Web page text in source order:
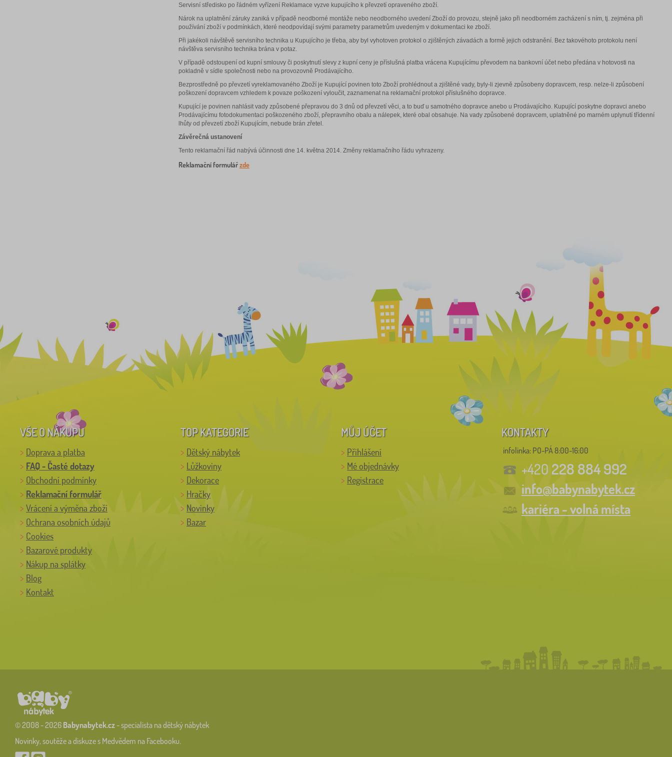
Servisní středisko po řádném vyřízení Reklamace vyzve kupujícího k převzetí opraveného zboží.
Nárok na uplatnění záruky zaniká v případě neodborné montáže nebo neodborného uvedení Zboží do provozu, stejně jako při neodborném zacházení s ním, tj. zejména při
používání zboží v podmínkách, které neodpovídají svými parametry parametrům uvedeným v dokumentaci ke zboží.
Při jakékoli návštěvě servisního technika u Kupujícího je třeba, aby byl vyhotoven protokol o zjištěných závadách a formě jejich odstranění. Bez takovéhoto protokolu není
návštěva servisního technika brána v potaz.
V případě odstoupení od kupní smlouvy či poskytnutí slevy z kupní ceny je příslušná platba vrácena Kupujícímu převodem na bankovní účet nebo předána v hotovosti na
pokladně v sídle společnosti nebo na provozovně Prodávajícího.
Bezprostředně po převzetí vyreklamovaného Zboží je Kupující povinen toto Zboží prohlédnout a zjištěné vady, byly-li zjevně způsobeny dopravcem, resp. nelze-li způsobení
poškození dopravcem vzhledem k povaze poškození vyloučit, zaznamenat na reklamační protokol příslušného dopravce.
Kupující je povinen nahlásit vady způsobené přepravou do 3 dnů od převzetí věci, a to buď u samotného dopravce anebo u Prodávajícího. Kupující poskytne dopravci anebo
Prodávajícímu fotodokumentaci poškozeného zboží, přepravního obalu a nálepek, které obal obsahuje. Na vady způsobené dopravcem, uplatněné po marném uplynutí třídenní
lhůty od převzetí zboží Kupujícím, nebude brán zřetel.
Závěrečná ustanovení
Tento reklamační řád nabývá účinnosti dne 14. května 2014. Změny reklamačního řádu vyhrazeny.
Reklamační formulářzde
VŠE O NÁKUPU
Doprava a platba
FAQ - Časté dotazy
Obchodní podmínky
Reklamační formulář
Vrácení a výměna zboží
Ochrana osobních údajů
Cookies
Bazarové produkty
Nákup na splátky
Blog
Kontakt
TOP KATEGORIE
Dětský nábytek
Lůžkoviny
Dekorace
Hračky
Novinky
Bazar
MŮJ ÚČET
Přihlášení
Mé objednávky
Registrace
KONTAKTY
infolinka: PO-PÁ 8:00-16:00
+420 228 884 992
info@babynabytek.cz
kariéra - volná místa
© 2008 - 2026 Babynabytek.cz- specialista na dětský nábytek
Novinky, soutěže a diskuze s Medvědem na Facebooku.